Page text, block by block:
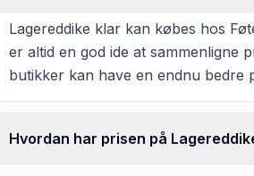
Lagereddike klar kan købes hos
er altid en god ide at sammenligne
butikker kan have en endnu bedre
Hvordan har prisen på